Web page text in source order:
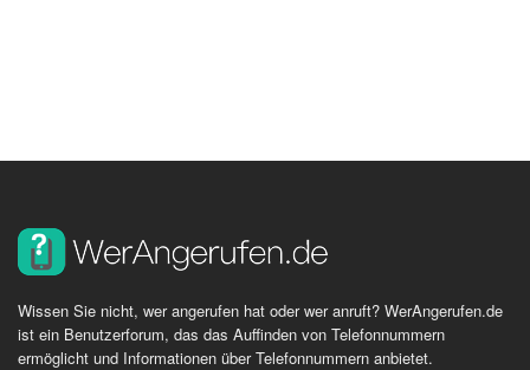
Wissen Sie nicht, wer angerufen hat oder wer anruft? WerAngerufen.de
ist ein Benutzerforum, das das Auffinden von Telefonnummern
ermöglicht und Informationen über Telefonnummern anbietet.